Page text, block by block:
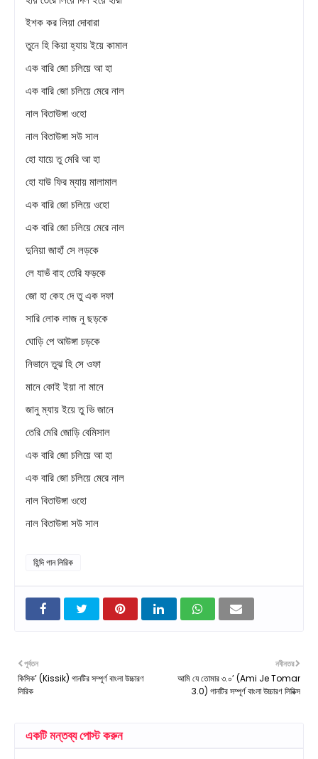
ইশক কর লিয়া দোবারা
তুনে হি কিয়া হ্যায় ইয়ে কামাল
এক বারি জো চলিয়ে আ হা
এক বারি জো চলিয়ে মেরে নাল
নাল বিতাউঙ্গা ওহো
নাল বিতাউঙ্গা সউ সাল
হো যায়ে তু মেরি আ হা
হো যাউ ফির ম্যায় মালামাল
এক বারি জো চলিয়ে ওহো
এক বারি জো চলিয়ে মেরে নাল
দুনিয়া জাহাঁ সে লড়কে
লে যাভঁ বাহ তেরি ফড়কে
জো হা কেহ দে তু এক দফা
সারি লোক লাজ নু ছড়কে
ঘোড়ি পে আউঙ্গা চড়কে
নিভানে তুঝ হি সে ওফা
মানে কোই ইয়া না মানে
জানু ম্যায় ইয়ে তু ভি জানে
তেরি মেরি জোড়ি বেমিসাল
এক বারি জো চলিয়ে আ হা
এক বারি জো চলিয়ে মেরে নাল
নাল বিতাউঙ্গা ওহো
নাল বিতাউঙ্গা সউ সাল
হিন্দি গান লিরিক
নবীনতর
আমি যে তোমার ৩.০’ (Ami Je Tomar
3.0) গানটির সম্পূর্ণ বাংলা উচ্চারণ লিরিক্স
পূর্বতন
কিসিক’ (Kissik) গানটির সম্পূর্ণ বাংলা উচ্চারণ
লিরিক
একটি মন্তব্য পোস্ট করুন